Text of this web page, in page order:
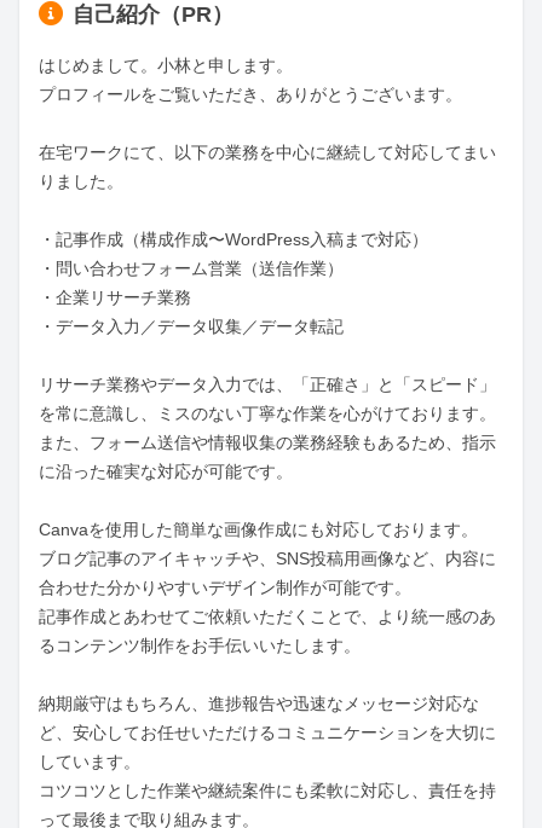
自己紹介（PR）
はじめまして。小林と申します。
プロフィールをご覧いただき、ありがとうございます。
在宅ワークにて、以下の業務を中心に継続して対応してまい
りました。
・記事作成（構成作成〜WordPress入稿まで対応）
・問い合わせフォーム営業（送信作業）
・企業リサーチ業務
・データ入力／データ収集／データ転記
リサーチ業務やデータ入力では、「正確さ」と「スピード」
を常に意識し、ミスのない丁寧な作業を心がけております。
また、フォーム送信や情報収集の業務経験もあるため、指示
に沿った確実な対応が可能です。
Canvaを使用した簡単な画像作成にも対応しております。
ブログ記事のアイキャッチや、SNS投稿用画像など、内容に
合わせた分かりやすいデザイン制作が可能です。
記事作成とあわせてご依頼いただくことで、より統一感のあ
るコンテンツ制作をお手伝いいたします。
納期厳守はもちろん、進捗報告や迅速なメッセージ対応な
ど、安心してお任せいただけるコミュニケーションを大切に
しています。
コツコツとした作業や継続案件にも柔軟に対応し、責任を持
って最後まで取り組みます。